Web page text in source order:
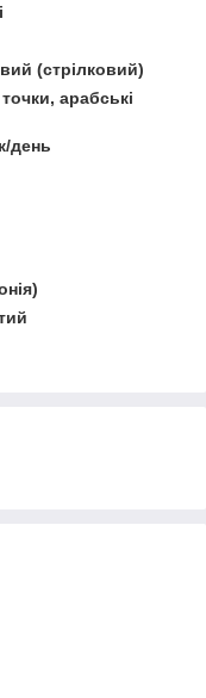
(стрілковий)
арабські
день